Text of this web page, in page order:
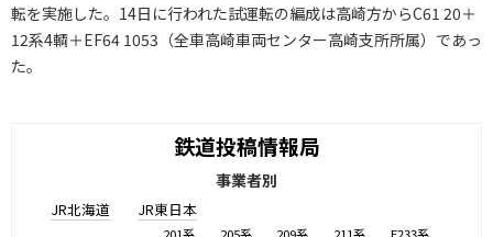
転を実施した。14日に行われた試運転の編成は高崎方からC61 20＋
12系4輌＋EF64 1053（全車高崎車両センター高崎支所所属）であっ
た。
鉄道投稿情報局
事業者別
JR北海道 JR東日本